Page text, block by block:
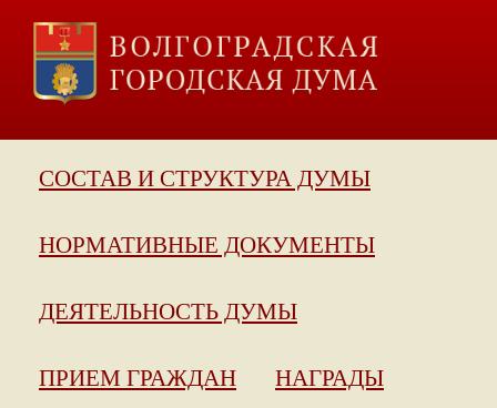
СОСТАВ И СТРУКТУРА ДУМЫ
НОРМАТИВНЫЕ ДОКУМЕНТЫ
ДЕЯТЕЛЬНОСТЬ ДУМЫ
ПРИЕМ ГРАЖДАН НАГРАДЫ